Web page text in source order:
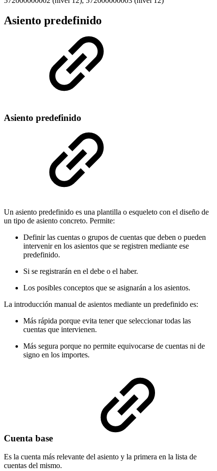
Asiento predefinido
Asiento predefinido
Un asiento predefinido es una plantilla o esqueleto con el diseño de
un tipo de asiento concreto. Permite:
Definir las cuentas o grupos de cuentas que deben o pueden
intervenir en los asientos que se registren mediante ese
predefinido.
Si se registrarán en el debe o el haber.
Los posibles conceptos que se asignarán a los asientos.
La introducción manual de asientos mediante un predefinido es:
Más rápida porque evita tener que seleccionar todas las
cuentas que intervienen.
Más segura porque no permite equivocarse de cuentas ni de
signo en los importes.
Cuenta base
Es la cuenta más relevante del asiento y la primera en la lista de
cuentas del mismo.